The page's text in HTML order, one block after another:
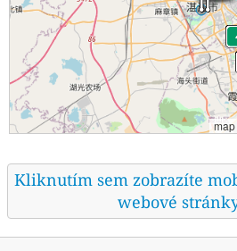
Kliknutím sem zobrazíte
webové